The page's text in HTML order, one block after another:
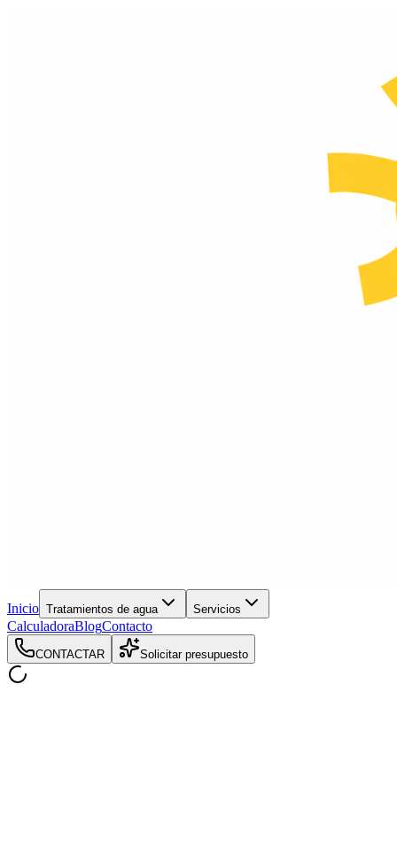
Inicio Tratamientos de agua Servicios
CalculadoraBlogContacto
CONTACTAR Solicitar presupuesto